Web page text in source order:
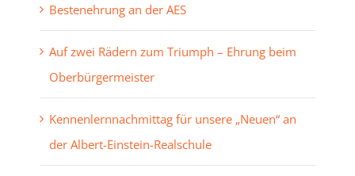
Bestenehrung an der AES
Auf zwei Rädern zum Triumph – Ehrung beim
Oberbürgermeister
Kennenlernnachmittag für unsere „Neuen“ an
der Albert-Einstein-Realschule